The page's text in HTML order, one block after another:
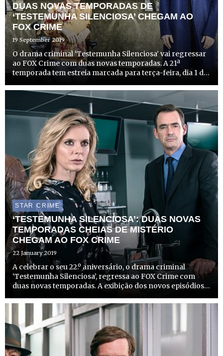
DUAS NOVAS TEMPORADAS DE
‘TESTEMUNHA SILENCIOSA’ CHEGAM AO
FOX CRIME
19 September 2019
O drama criminal ‘Testemunha Silenciosa’ vai regressar
ao FOX Crime com duas novas temporadas. A 21ª
temporada tem estreia marcada para terça-feira, dia 1 de
dia 9 de outubro, às 22h55. A emissão dos episódios será
STAR CRIME
‘TESTEMUNHA SILENCIOSA’: DUAS NOVAS
TEMPORADAS CHEIAS DE MISTÉRIO
CHEGAM AO FOX CRIME
22 January 2019
A celebrar o seu 22.º aniversário, o drama criminal
‘Testemunha Silenciosa’, regressa ao FOX Crime com
duas novas temporadas. A exibição dos novos episódios
temporada tem estreia marcada para dia 14 de janeiro e a